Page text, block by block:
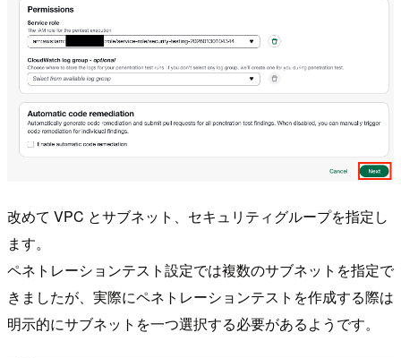
改めて VPC とサブネット、セキュリティグループを指定し
ます。
ペネトレーションテスト設定では複数のサブネットを指定で
きましたが、実際にペネトレーションテストを作成する際は
明示的にサブネットを一つ選択する必要があるようです。